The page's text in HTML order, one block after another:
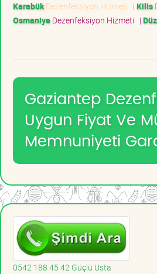
KarabükDezenfeksiyon Hizmeti | Kilis
OsmaniyeDezenfeksiyon Hizmeti |
Gaziantep
Uygun Fiyat Ve
Memnuniyeti
0542 188 45 42 Güçlü Usta